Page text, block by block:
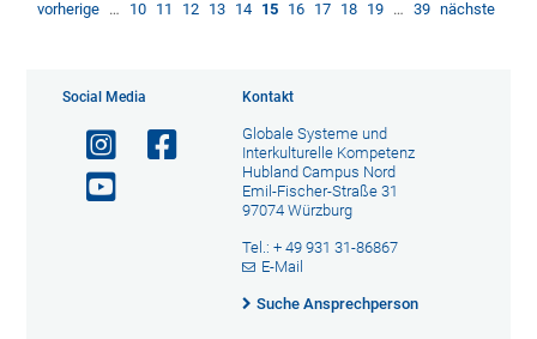
vorherige … 10 11 12 13 14 15 16 17 18 19 … 39 nächste
Social Media Kontakt
Globale Systeme und
Interkulturelle Kompetenz
Hubland Campus Nord
Emil-Fischer-Straße 31
97074 Würzburg
Tel.: + 49 931 31-86867
E-Mail
Suche Ansprechperson